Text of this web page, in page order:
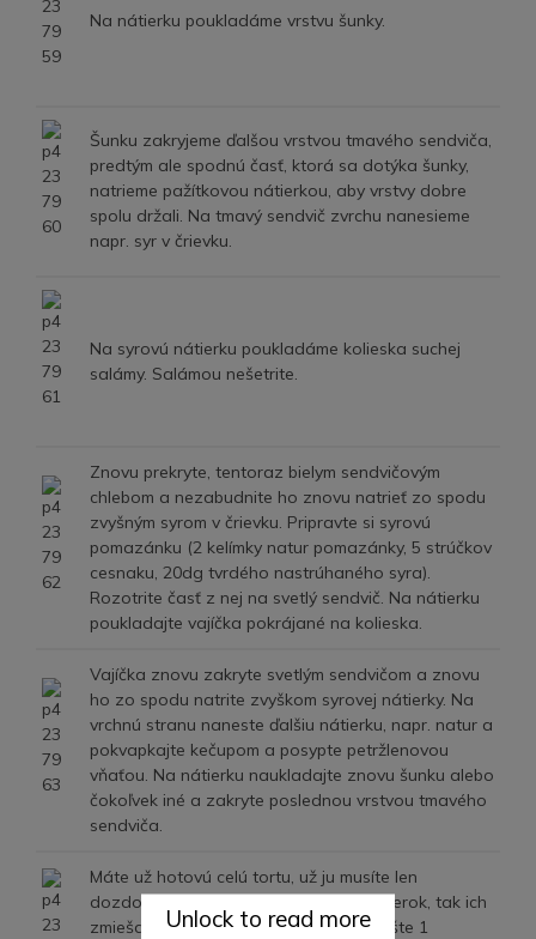
Na nátierku poukladáme vrstvu šunky.
Šunku zakryjeme ďalšou vrstvou tmavého sendviča,
predtým ale spodnú časť, ktorá sa dotýka šunky,
natrieme pažítkovou nátierkou, aby vrstvy dobre
spolu držali. Na tmavý sendvič zvrchu nanesieme
napr. syr v črievku.
Na syrovú nátierku poukladáme kolieska suchej
salámy. Salámou nešetrite.
Znovu prekryte, tentoraz bielym sendvičovým
chlebom a nezabudnite ho znovu natrieť zo spodu
zvyšným syrom v črievku. Pripravte si syrovú
pomazánku (2 kelímky natur pomazánky, 5 strúčkov
cesnaku, 20dg tvrdého nastrúhaného syra).
Rozotrite časť z nej na svetlý sendvič. Na nátierku
poukladajte vajíčka pokrájané na kolieska.
Vajíčka znovu zakryte svetlým sendvičom a znovu
ho zo spodu natrite zvyškom syrovej nátierky. Na
vrchnú stranu naneste ďalšiu nátierku, napr. natur a
pokvapkajte kečupom a posypte petržlenovou
vňaťou. Na nátierku naukladajte znovu šunku alebo
čokoľvek iné a zakryte poslednou vrstvou tmavého
sendviča.
Máte už hotovú celú tortu, už ju musíte len
dozdobiť. Ak máte zvyšky rôznych nátierok, tak ich
zmiešajte dokopy, ja som tak pridala ešte 1
Unlock to read more